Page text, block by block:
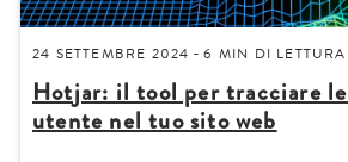
24 SETTEMBRE 2024 -6 MIN DI LETTURA
Hotjar: il tool per tracciare le
utente nel tuo sito web